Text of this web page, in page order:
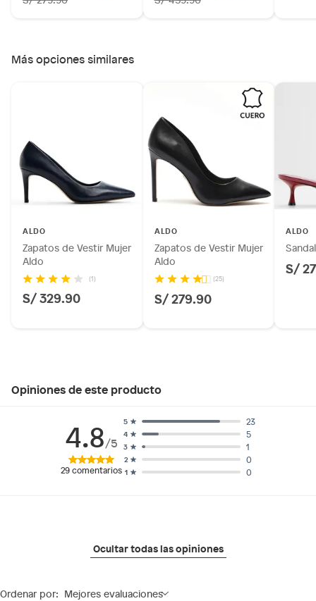
Más opciones similares
ALDO
Zapatos de Vestir Mujer
Aldo
(1)
S/ 329.90
ALDO
Zapatos de Vestir Mujer
Aldo
(25)
S/ 279.90
ALDO
S/
Opiniones de este producto
4.8/5
29comentarios 1 0
2 0
3 1
4 5
5 23
Ocultar todas las opiniones
Ordenar por: Mejores evaluaciones